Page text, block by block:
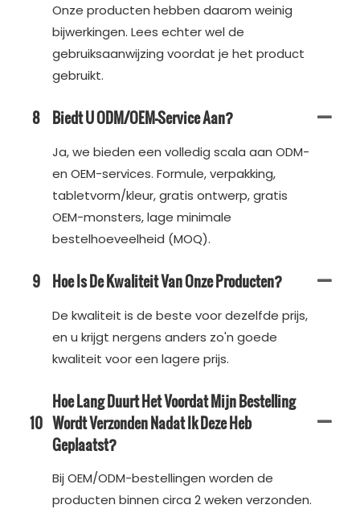
Onze producten hebben daarom weinig
bijwerkingen. Lees echter wel de
gebruiksaanwijzing voordat je het product
gebruikt.
8 Biedt U ODM/OEM-Service Aan?
Ja, we bieden een volledig scala aan ODM-
en OEM-services. Formule, verpakking,
tabletvorm/kleur, gratis ontwerp, gratis
OEM-monsters, lage minimale
bestelhoeveelheid (MOQ).
9 Hoe Is De Kwaliteit Van Onze Producten?
De kwaliteit is de beste voor dezelfde prijs,
en u krijgt nergens anders zo'n goede
kwaliteit voor een lagere prijs.
10
Hoe Lang Duurt Het Voordat Mijn Bestelling
Wordt Verzonden Nadat Ik Deze Heb
Geplaatst?
Bij OEM/ODM-bestellingen worden de
producten binnen circa 2 weken verzonden.